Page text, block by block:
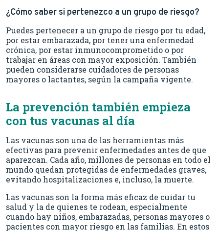
¿Cómo saber si pertenezco a un grupo de riesgo?
Puedes pertenecer a un grupo de riesgo por tu edad,
por estar embarazada, por tener una enfermedad
crónica, por estar inmunocomprometido o por
trabajar en áreas con mayor exposición. También
pueden considerarse cuidadores de personas
mayores o lactantes, según la campaña vigente.
La prevención también empieza
con tus vacunas al día
Las vacunas son una de las herramientas más
efectivas para prevenir enfermedades antes de que
aparezcan. Cada año, millones de personas en todo el
mundo quedan protegidas de enfermedades graves,
evitando hospitalizaciones e, incluso, la muerte.
Las vacunas son la forma más eficaz de cuidar tu
salud y la de quienes te rodean, especialmente
cuando hay niños, embarazadas, personas mayores o
pacientes con mayor riesgo en las familias. En estos